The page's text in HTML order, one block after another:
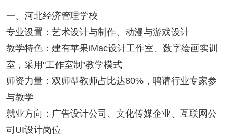
一、河北经济管理学校
专业设置：艺术设计与制作、动漫与游戏设计
教学特色：建有苹果iMac设计工作室、数字绘画实训
室，采用"工作室制"教学模式
师资力量：双师型教师占比达80%，聘请行业专家参
与教学
就业方向：广告设计公司、文化传媒企业、互联网公
司UI设计岗位